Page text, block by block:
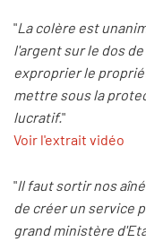
"La colère est
l'argent sur le dos
exproprier le
mettre sous la
lucratif."
Voir l'extrait vidéo
"Il faut sortir nos
de créer un service
grand ministère